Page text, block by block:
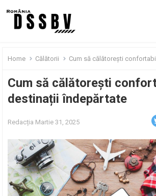
Home Călătorii Cum să călătorești confortabil
Cum să călătorești
destinații îndepărtate
Redacția Martie 31, 2025